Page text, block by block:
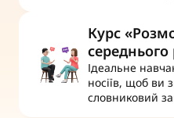
Курс
середнього
Ідеальне
носіїв, щоб ви
словниковий